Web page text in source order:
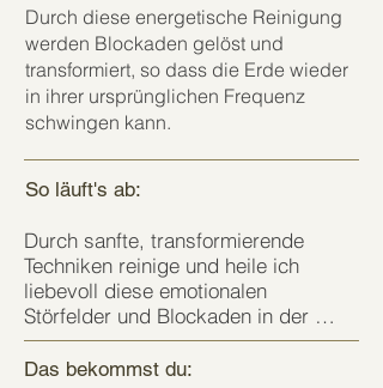
Durch diese energetische Reinigung
werden Blockaden gelöst und
transformiert, so dass die Erde wieder
in ihrer ursprünglichen Frequenz
schwingen kann.
So läuft's ab:
Durch sanfte, transformierende
Techniken reinige und heile ich
liebevoll diese emotionalen
Störfelder und Blockaden in der
Erde.
Das bekommst du: